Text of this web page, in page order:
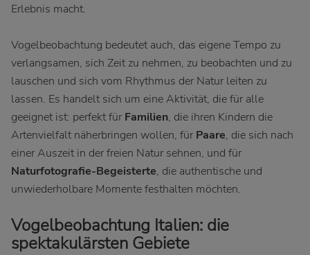
Erlebnis macht.
Vogelbeobachtung bedeutet auch, das eigene Tempo zu
verlangsamen, sich Zeit zu nehmen, zu beobachten und zu
lauschen und sich vom Rhythmus der Natur leiten zu
lassen. Es handelt sich um eine Aktivität, die für alle
geeignet ist: perfekt für Familien, die ihren Kindern die
Artenvielfalt näherbringen wollen, für Paare, die sich nach
einer Auszeit in der freien Natur sehnen, und für
Naturfotografie-Begeisterte, die authentische und
unwiederholbare Momente festhalten möchten.
Vogelbeobachtung Italien: die
spektakulärsten Gebiete